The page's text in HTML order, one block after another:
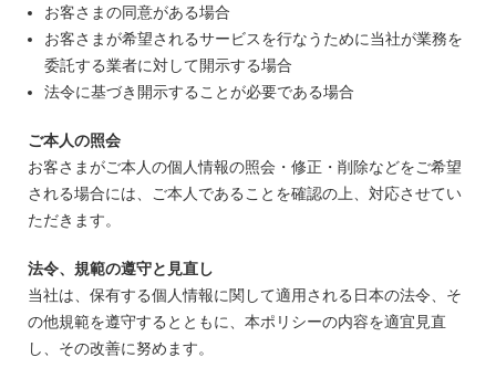
お客さまの同意がある場合
お客さまが希望されるサービスを行なうために当社が業務を
委託する業者に対して開示する場合
法令に基づき開示することが必要である場合
ご本人の照会
お客さまがご本人の個人情報の照会・修正・削除などをご希望
される場合には、ご本人であることを確認の上、対応させてい
ただきます。
法令、規範の遵守と見直し
当社は、保有する個人情報に関して適用される日本の法令、そ
の他規範を遵守するとともに、本ポリシーの内容を適宜見直
し、その改善に努めます。